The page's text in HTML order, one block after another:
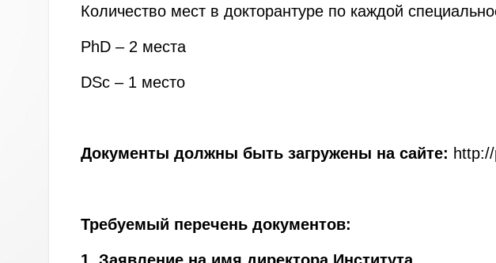
Количество мест в докторантуре по каждой
PhD – 2 места
DSc – 1 место
Документы должны быть загружены на сайте:
Требуемый перечень документов: